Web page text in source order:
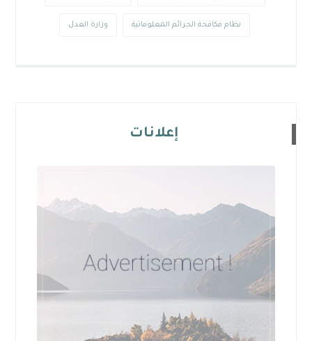
نظام مكافحة الجرائم المعلوماتية وزارة العدل
إعلانات